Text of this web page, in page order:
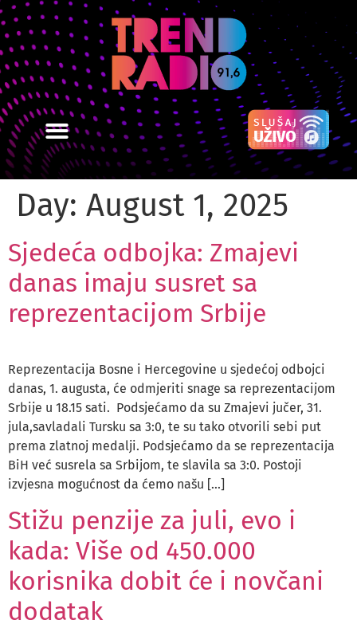
Day: August 1, 2025
Sjedeća odbojka: Zmajevi
danas imaju susret sa
reprezentacijom Srbije
Reprezentacija Bosne i Hercegovine u sjedećoj odbojci
danas, 1. augusta, će odmjeriti snage sa reprezentacijom
Srbije u 18.15 sati. Podsjećamo da su Zmajevi jučer, 31.
jula,savladali Tursku sa 3:0, te su tako otvorili sebi put
prema zlatnoj medalji. Podsjećamo da se reprezentacija
BiH već susrela sa Srbijom, te slavila sa 3:0. Postoji
izvjesna mogućnost da ćemo našu […]
Stižu penzije za juli, evo i
kada: Više od 450.000
korisnika dobit će i novčani
dodatak